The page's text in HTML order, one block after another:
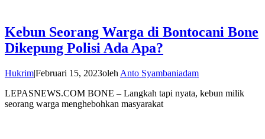
Kebun Seorang Warga di Bontocani Bone
Dikepung Polisi Ada Apa?
Hukrim|Februari 15, 2023oleh Anto Syambaniadam
LEPASNEWS.COM BONE – Langkah tapi nyata, kebun milik
seorang warga menghebohkan masyarakat